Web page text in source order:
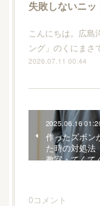
こんにちは。広島
ング」のくにまさ
2026.07.11 00:44
2025.06.16
作ったズボン
た時の対処法
教室・てく
0コメント